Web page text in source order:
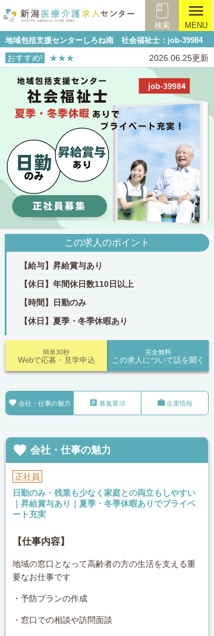
検索
menu
MENU
地域包括支援センターしろね南 社会福祉士：job-39984
おすすめ! ★★★ 2026.06.25更新
この求人のポイント
【給与】昇給賞与あり
【休日】年間休日数110日以上
【時間】日勤のみ
【休日】夏季・冬季休暇あり
完全無料
この求人について話を聞く
簡単30秒
Webで応募・見学申込
 会社・仕事の魅力  募集要項 企業情報
 会社・仕事の魅力
正社員
日勤のみ・残業も少なく家庭との両立もしやすい
｜昇給賞与あり｜夏季・冬季休暇ありでプライベ
ート充実
【仕事内容】
地域の窓口となって高齢者の方の生活を支える重
要なお仕事です
・予防プランの作成
・窓口での相談や訪問面談